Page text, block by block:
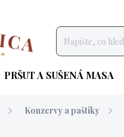
PRŠUT A SUŠENÁ MASA
Konzervy a paštiky